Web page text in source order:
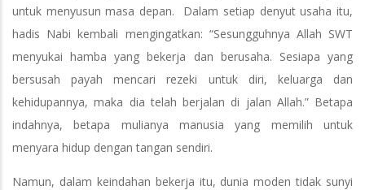
untuk menyusun masa depan. Dalam setiap denyut usaha itu,
hadis Nabi kembali mengingatkan: “Sesungguhnya Allah SWT
menyukai hamba yang bekerja dan berusaha. Sesiapa yang
bersusah payah mencari rezeki untuk diri, keluarga dan
kehidupannya, maka dia telah berjalan di jalan Allah.” Betapa
indahnya, betapa mulianya manusia yang memilih untuk
menyara hidup dengan tangan sendiri.
Namun, dalam keindahan bekerja itu, dunia moden tidak sunyi